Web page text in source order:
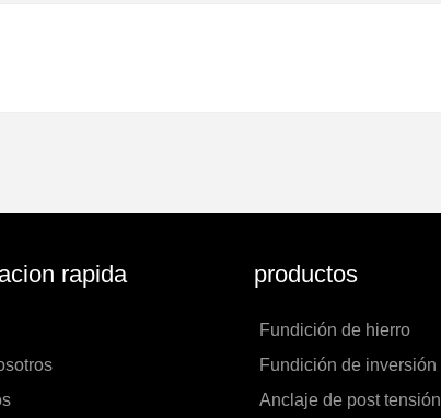
rapida productos
Fundición de hierro
Fundición de inversión
Anclaje de post tensión